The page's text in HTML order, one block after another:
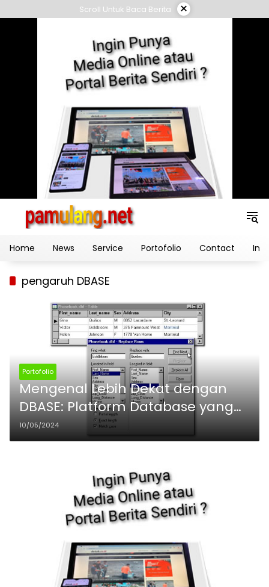
to
Scroll Untuk Baca Berita ×
Home News Service Portofolio Contact
pengaruh DBASE
Portofolio
Mengenal Lebih Dekat dengan
DBASE: Platform Database yang
Revolusioner
10/05/2024